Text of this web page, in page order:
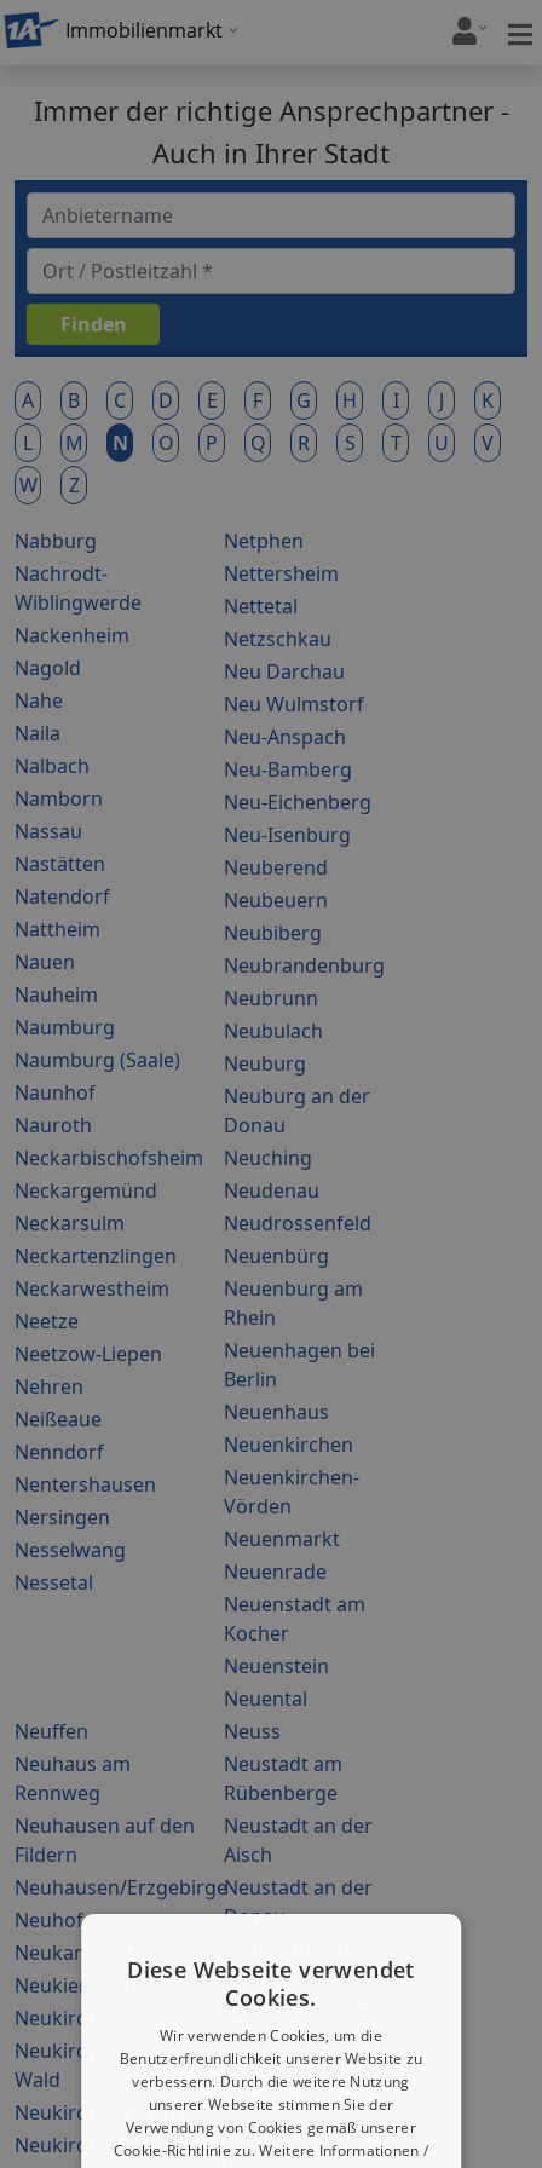
Immobilienmarkt
Immer der richtige Ansprechpartner -
Auch in Ihrer Stadt
A B C D E F G H I J
K
L
M N O P Q R S T U
V
W
Z
Nabburg
Nachrodt-
Wiblingwerde
Nackenheim
Nagold
Nahe
Naila
Nalbach
Namborn
Nassau
Nastätten
Natendorf
Nattheim
Nauen
Nauheim
Naumburg
Naumburg (Saale)
Naunhof
Nauroth
Neckarbischofsheim
Neckargemünd
Neckarsulm
Neckartenzlingen
Neckarwestheim
Neetze
Neetzow-Liepen
Nehren
Neißeaue
Nenndorf
Nentershausen
Nersingen
Nesselwang
Nessetal
Netphen
Nettersheim
Nettetal
Netzschkau
Neu Darchau
Neu Wulmstorf
Neu-Anspach
Neu-Bamberg
Neu-Eichenberg
Neu-Isenburg
Neuberend
Neubeuern
Neubiberg
Neubrandenburg
Neubrunn
Neubulach
Neuburg
Neuburg an der
Donau
Neuching
Neudenau
Neudrossenfeld
Neuenbürg
Neuenburg am
Rhein
Neuenhagen bei
Berlin
Neuenhaus
Neuenkirchen
Neuenkirchen-
Vörden
Neuenmarkt
Neuenrade
Neuenstadt am
Kocher
Neuenstein
Neuental
Neuffen
Neuhaus am
Rennweg
Neuhausen auf den
Fildern
Neuhausen/Erzgebirge
Neuhof
Neukamperfehn
Neukieritzsch
Neukirchen
Neukirchen vorm
Wald
Neukirchen-Vluyn
Neukirchen/Erzgebirge
Neuss
Neustadt am
Rübenberge
Neustadt an der
Aisch
Neustadt an der
Donau
Waldnaab
Neustadt an der
Weinstraße
Neustadt bei
Coburg
Neustadt in
Diese Webseite verwendet
Cookies.
Wir verwenden Cookies, um die
Benutzerfreundlichkeit unserer Website zu
verbessern. Durch die weitere Nutzung
unserer Webseite stimmen Sie der
Verwendung von Cookies gemäß unserer
Cookie-Richtlinie zu.Weitere Informationen /